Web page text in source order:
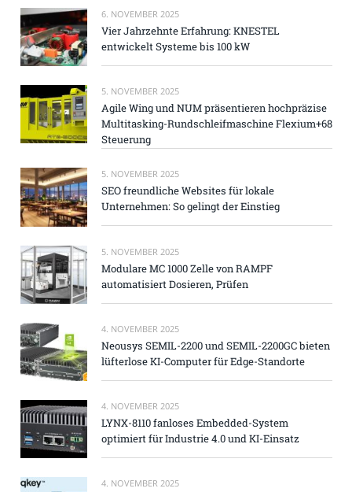
6. NOVEMBER 2025
Vier Jahrzehnte Erfahrung: KNESTEL
entwickelt Systeme bis 100 kW
5. NOVEMBER 2025
Agile Wing und NUM präsentieren hochpräzise
Multitasking-Rundschleifmaschine Flexium+68
Steuerung
5. NOVEMBER 2025
SEO freundliche Websites für lokale
Unternehmen: So gelingt der Einstieg
5. NOVEMBER 2025
Modulare MC 1000 Zelle von RAMPF
automatisiert Dosieren, Prüfen
4. NOVEMBER 2025
Neousys SEMIL-2200 und SEMIL-2200GC bieten
lüfterlose KI-Computer für Edge-Standorte
4. NOVEMBER 2025
LYNX-8110 fanloses Embedded-System
optimiert für Industrie 4.0 und KI-Einsatz
4. NOVEMBER 2025